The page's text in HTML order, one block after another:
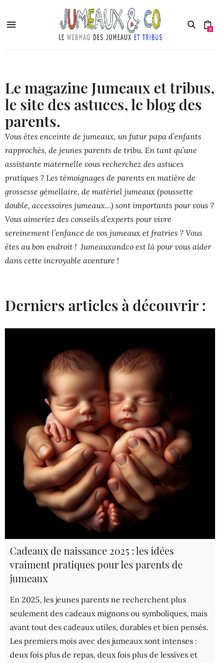
0
Le magazine Jumeaux et tribus,
le site des astuces, le blog des
parents.
Vous êtes enceinte de jumeaux, un futur papa d’enfants
rapprochés, de jeunes parents de tribu. En tant qu’une
assistante maternelle vous recherchez des astuces
pratiques ? Les témoignages de parents en matière de
grossesse gémellaire, de matériel jumeaux (poussette
double, accessoires jumeaux…) sont importants pour vous ?
Vous aimeriez des conseils d’experts pour vivre
sereinement l’enfance de vos jumeaux et fratries ? Vous
êtes au bon endroit ! Jumeauxandco est là pour vous aider
dans cette incroyable aventure !
Derniers articles à découvrir :
Cadeaux de naissance 2025 : les idées
vraiment pratiques pour les parents de
jumeaux
En 2025, les jeunes parents ne recherchent plus
seulement des cadeaux mignons ou symboliques, mais
avant tout des cadeaux utiles, durables et bien pensés.
Les premiers mois avec des jumeaux sont intenses :
deux fois plus de repas, deux fois plus de lessives et